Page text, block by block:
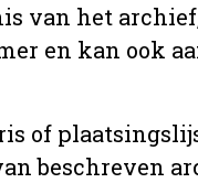
van het
en kan ook
of
beschreven